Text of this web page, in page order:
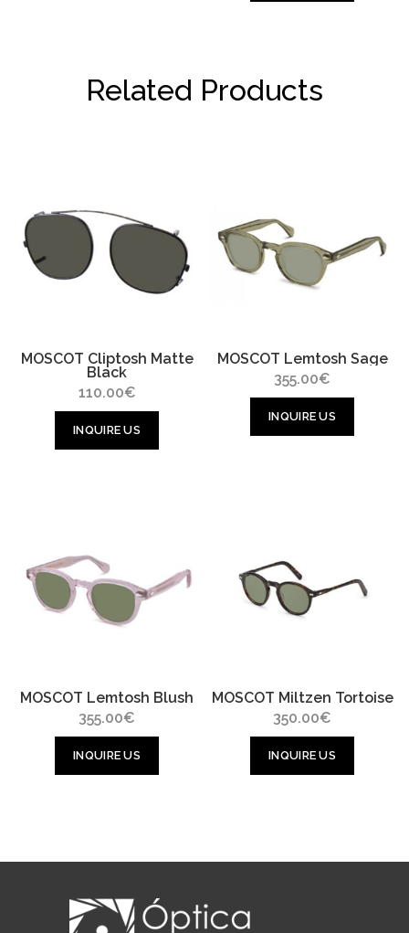
Related Products
MOSCOT Cliptosh Matte
Black
110.00€
INQUIRE US
MOSCOT Lemtosh Sage
355.00€
INQUIRE US
MOSCOT Lemtosh Blush
355.00€
INQUIRE US
MOSCOT Miltzen Tortoise
350.00€
INQUIRE US